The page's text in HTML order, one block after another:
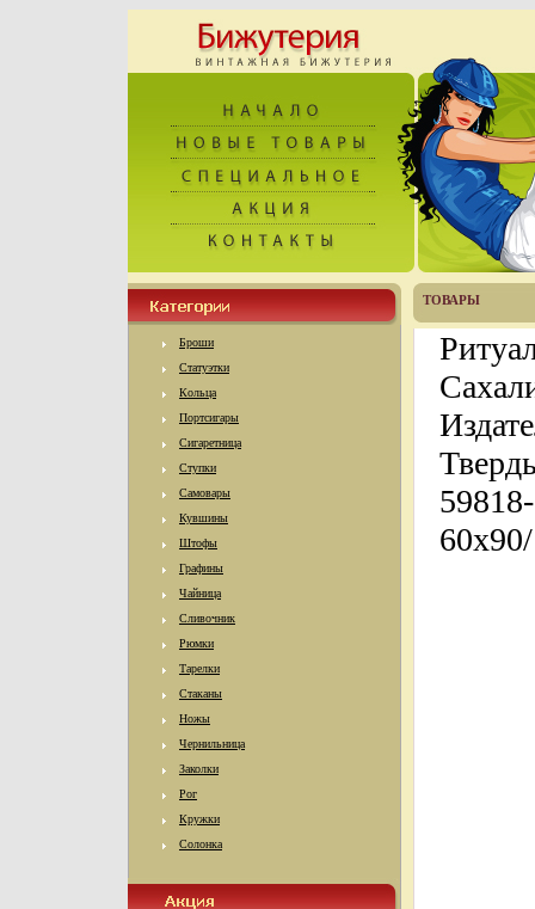
Броши
Статуэтки
Кольца
Портсигары
Сигаретница
Ступки
Самовары
Кувшины
Штофы
Графины
Чайница
Сливочник
Рюмки
Тарелки
Стаканы
Ножы
Чернильница
Заколки
Рог
Кружки
Солонка
ТОВАРЫ